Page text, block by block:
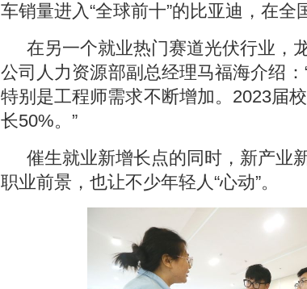
车销量进入“全球前十”的比亚迪，在全
在另一个就业热门赛道光伏行业，
公司人力资源部副总经理马福海介绍
特别是工程师需求不断增加。2023届
长50%。”
催生就业新增长点的同时，新产业
职业前景，也让不少年轻人“心动”。